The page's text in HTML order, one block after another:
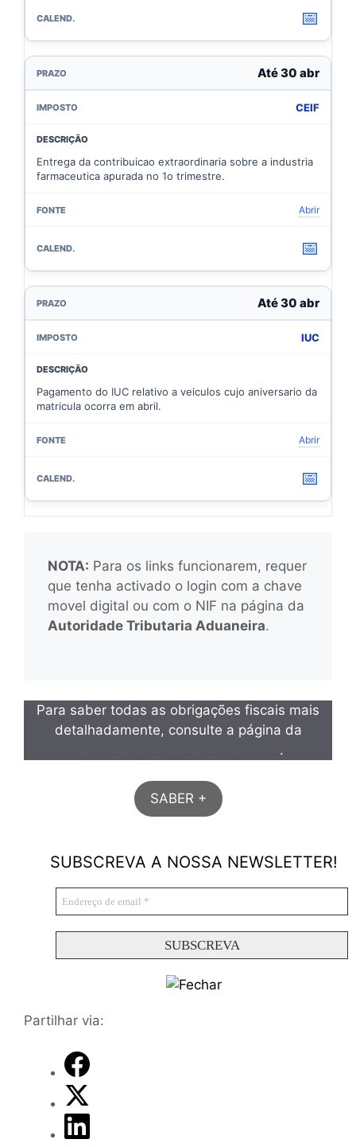
📅
Até 30 abr
CEIF
Entrega da contribuicao extraordinaria sobre a industria
farmaceutica apurada no 1o trimestre.
Abrir
📅
Até 30 abr
IUC
Pagamento do IUC relativo a veiculos cujo aniversario da
matricula ocorra em abril.
Abrir
📅
NOTA: Para os links funcionarem, requer
que tenha activado o login com a chave
movel digital ou com o NIF na página da
Autoridade Tributaria Aduaneira.
Para saber todas as obrigações fiscais mais
detalhadamente, consulte a página da
.
SABER +
SUBSCREVA A NOSSA NEWSLETTER!
Partilhar via: